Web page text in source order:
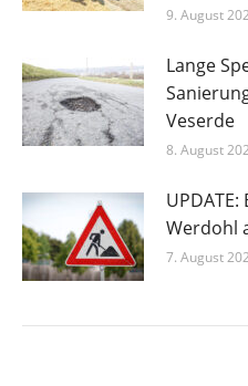
9. August
Lange
Veserde
8. August
Werdohl
7. August